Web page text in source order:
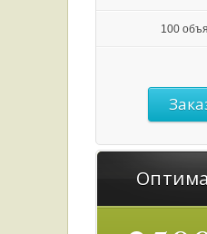
100